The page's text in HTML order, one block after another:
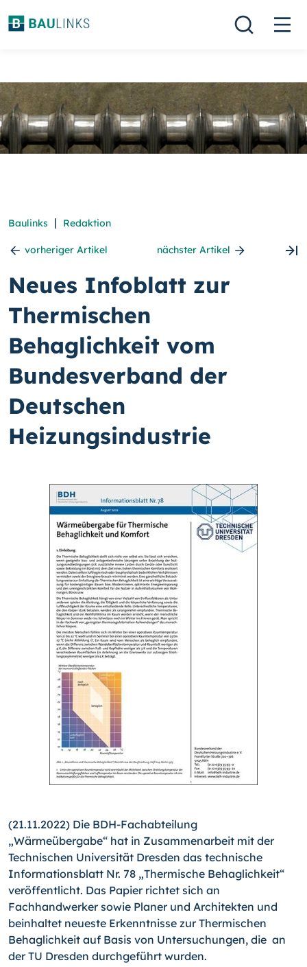
Baulinks | Redaktion
vorheriger Artikel nächster Artikel
Neues Infoblatt zur
Thermischen
Behaglichkeit vom
Bundesverband der
Deutschen
Heizungsindustrie
(21.11.2022) Die BDH-Fachabteilung
„Wärmeübergabe“ hat in Zusammenarbeit mit der
Technischen Universität Dresden das technische
Informationsblatt Nr. 78 „Thermische Behaglichkeit“
veröffentlicht. Das Papier richtet sich an
Fachhandwerker sowie Planer und Architekten und
beinhaltet neueste Erkenntnisse zur Thermischen
Behaglichkeit auf Basis von Untersuchungen, die an
der TU Dresden durchgeführt wurden.